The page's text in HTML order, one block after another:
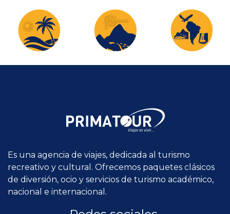
Es una agencia de viajes, dedicada al turismo
recreativo y cultural. Ofrecemos paquetes clásicos
de diversión, ocio y servicios de turismo académico,
nacional e internacional.